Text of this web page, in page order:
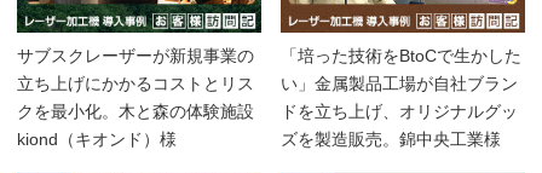
サブスクレーザーが新規事業の
立ち上げにかかるコストとリス
クを最小化。木と森の体験施設
kiond（キオンド）様
「培った技術をBtoCで生かした
い」金属製品工場が自社ブラン
ドを立ち上げ、オリジナルグッ
ズを製造販売。錦中央工業様